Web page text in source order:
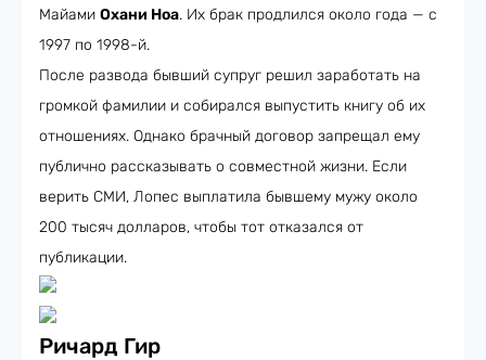
Майами Охани Ноа. Их брак продлился около года — с
1997 по 1998-й.
После развода бывший супруг решил заработать на
громкой фамилии и собирался выпустить книгу об их
отношениях. Однако брачный договор запрещал ему
публично рассказывать о совместной жизни. Если
верить СМИ, Лопес выплатила бывшему мужу около
200 тысяч долларов, чтобы тот отказался от
публикации.
Ричард Гир